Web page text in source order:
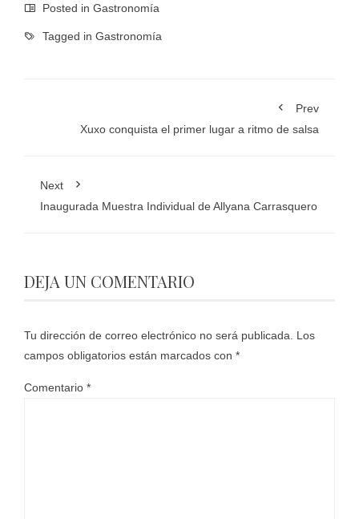
Posted in Gastronomía
Tagged in Gastronomía
Prev
Xuxo conquista el primer lugar a ritmo de salsa
Next
Inaugurada Muestra Individual de Allyana Carrasquero
DEJA UN COMENTARIO
Tu dirección de correo electrónico no será publicada.
Los
campos obligatorios están marcados con *
Comentario *